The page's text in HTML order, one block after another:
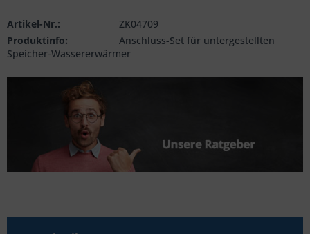
Artikel-Nr.:
ZK04709
Produktinfo:
Anschluss-Set für untergestellten
Speicher-Wassererwärmer